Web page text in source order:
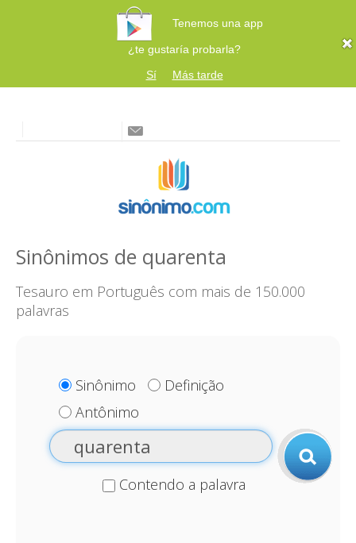
Tenemos una app
¿te gustaría probarla?
Sí
Más tarde
Sinônimos de quarenta
Tesauro em Português com mais de 150.000
palavras
Sinônimo
Definição
Antônimo
Contendo a palavra